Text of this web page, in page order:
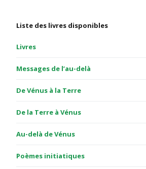
Liste des livres disponibles
Livres
Messages de l’au-delà
De Vénus à la Terre
De la Terre à Vénus
Au-delà de Vénus
Poèmes initiatiques